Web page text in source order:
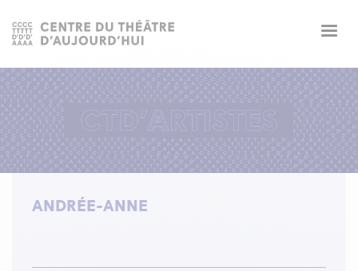
ANDRÉE-ANNE